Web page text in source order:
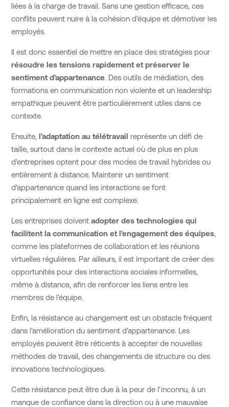
liées à la charge de travail. Sans une gestion efficace, ces
conflits peuvent nuire à la cohésion d'équipe et démotiver les
employés.
Il est donc essentiel de mettre en place des stratégies pour
résoudre les tensions rapidement et préserver le
sentiment d'appartenance. Des outils de médiation, des
formations en communication non violente et un leadership
empathique peuvent être particulièrement utiles dans ce
contexte.
Ensuite,l'adaptation au télétravailreprésente un défi de
taille, surtout dans le contexte actuel où de plus en plus
d'entreprises optent pour des modes de travail hybrides ou
entièrement à distance. Maintenir un sentiment
d'appartenance quand les interactions se font
principalement en ligne est complexe.
Les entreprises doiventadopter des technologies qui
facilitent la communication et l'engagement des équipes,
comme les plateformes de collaboration et les réunions
virtuelles régulières. Par ailleurs, il est important de créer des
opportunités pour des interactions sociales informelles,
même à distance, afin de renforcer les liens entre les
membres de l'équipe.
Enfin, la résistance au changement est un obstacle fréquent
dans l'amélioration du sentiment d'appartenance. Les
employés peuvent être réticents à accepter de nouvelles
méthodes de travail, des changements de structure ou des
innovations technologiques.
Cette résistance peut être due à la peur de l'inconnu, à un
manque de confiance dans la direction ou à une mauvaise